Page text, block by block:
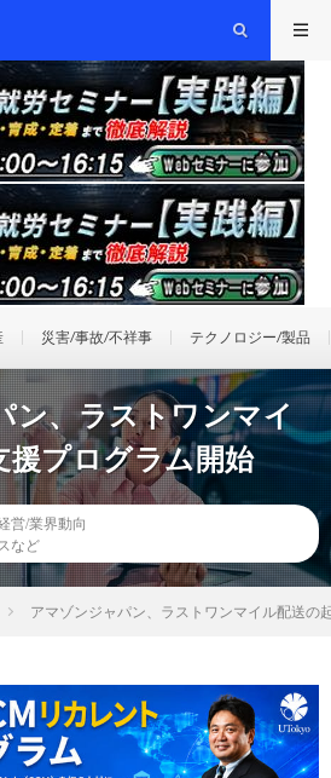
災害/事故/不祥事 テクノロジー/製品
ン、ラストワンマイ
援プログラム開始
営/業界動向
など
アマゾンジャパン、ラストワンマイル配送の